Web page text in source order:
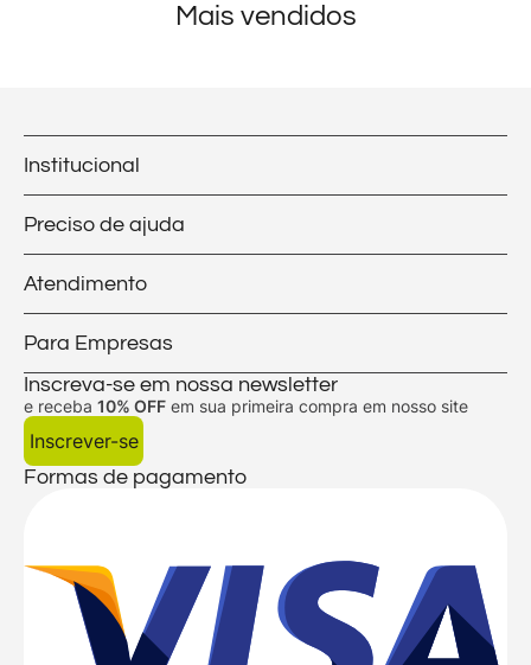
Mais vendidos
Institucional
Preciso de ajuda
Atendimento
Para Empresas
Inscreva-se em nossa newsletter
e receba 10% OFF em sua primeira compra em nosso site
Inscrever-se
Formas de pagamento